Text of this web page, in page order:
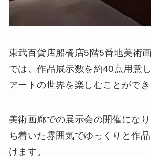
東武百貨店船橋店5階5番地美術
では、作品展示数を約40点用意
アートの世界を楽しむことができ
美術画廊での展示会の開催にな
ち着いた雰囲気でゆっくりと作
けます。